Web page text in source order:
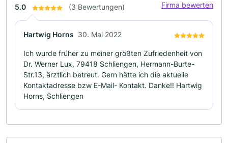
5.0 (3 Bewertungen) Firma bewerten
Hartwig Horns 30. Mai 2022
Ich wurde früher zu meiner größten Zufriedenheit von
Dr. Werner Lux, 79418 Schliengen, Hermann-Burte-
Str.13, ärztlich betreut. Gern hätte ich die aktuelle
Kontaktadresse bzw E-Mail- Kontakt. Danke!! Hartwig
Horns, Schliengen